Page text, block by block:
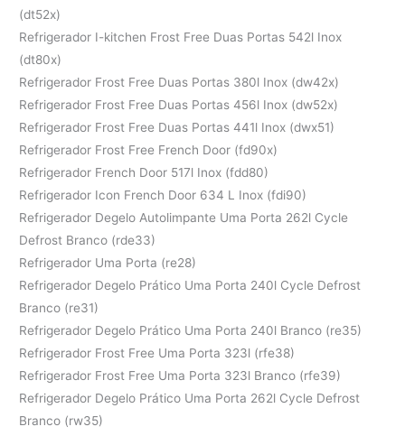
(dt52x)
Refrigerador I-kitchen Frost Free Duas Portas 542l Inox
(dt80x)
Refrigerador Frost Free Duas Portas 380l Inox (dw42x)
Refrigerador Frost Free Duas Portas 456l Inox (dw52x)
Refrigerador Frost Free Duas Portas 441l Inox (dwx51)
Refrigerador Frost Free French Door (fd90x)
Refrigerador French Door 517l Inox (fdd80)
Refrigerador Icon French Door 634 L Inox (fdi90)
Refrigerador Degelo Autolimpante Uma Porta 262l Cycle
Defrost Branco (rde33)
Refrigerador Uma Porta (re28)
Refrigerador Degelo Prático Uma Porta 240l Cycle Defrost
Branco (re31)
Refrigerador Degelo Prático Uma Porta 240l Branco (re35)
Refrigerador Frost Free Uma Porta 323l (rfe38)
Refrigerador Frost Free Uma Porta 323l Branco (rfe39)
Refrigerador Degelo Prático Uma Porta 262l Cycle Defrost
Branco (rw35)